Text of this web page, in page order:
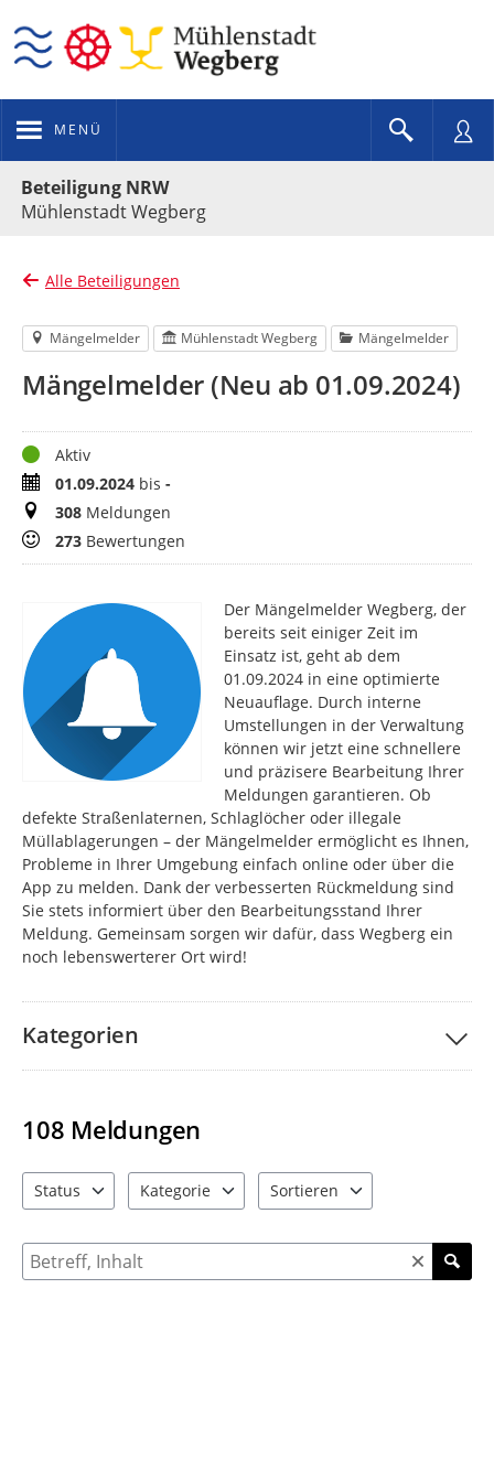
MENÜ
Beteiligung NRW
Mühlenstadt Wegberg
Alle Beteiligungen
Mängelmelder Mühlenstadt Wegberg Mängelmelder
Mängelmelder (Neu ab 01.09.2024)
StatusAktiv
Zeitraum01.09.2024 bis -
Meldungen
308 Meldungen
Bewertungen
273 Bewertungen
Der Mängelmelder Wegberg, der
bereits seit einiger Zeit im
Einsatz ist, geht ab dem
01.09.2024 in eine optimierte
Neuauflage. Durch interne
Umstellungen in der Verwaltung
können wir jetzt eine schnellere
und präzisere Bearbeitung Ihrer
Meldungen garantieren. Ob
defekte Straßenlaternen, Schlaglöcher oder illegale
Müllablagerungen – der Mängelmelder ermöglicht es Ihnen,
Probleme in Ihrer Umgebung einfach online oder über die
App zu melden. Dank der verbesserten Rückmeldung sind
Sie stets informiert über den Bearbeitungsstand Ihrer
Meldung. Gemeinsam sorgen wir dafür, dass Wegberg ein
noch lebenswerterer Ort wird!
Kategorien
108 Meldungen
Status
Kategorie
Sortieren
Suche nach Meldungen und Kommentaren